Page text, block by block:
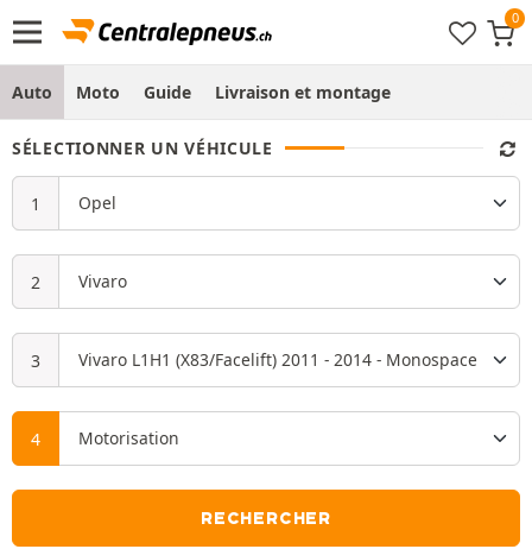
Auto Moto Guide Livraison et montage
SÉLECTIONNER UN VÉHICULE
RECHERCHER